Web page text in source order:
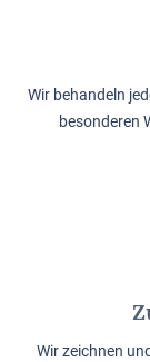
Wir behandeln
besonderen
Wir zeichnen